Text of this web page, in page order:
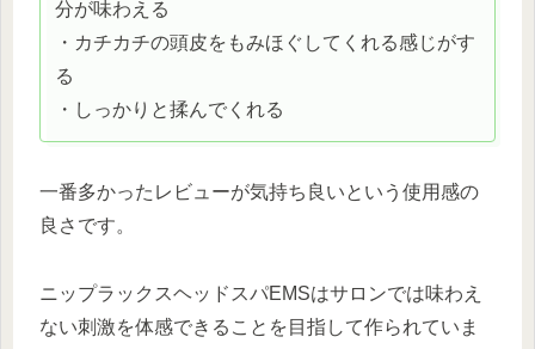
分が味わえる
・カチカチの頭皮をもみほぐしてくれる感じがす
る
・しっかりと揉んでくれる
一番多かったレビューが気持ち良いという使用感の
良さです。
ニップラックスヘッドスパEMSはサロンでは味わえ
ない刺激を体感できることを目指して作られていま